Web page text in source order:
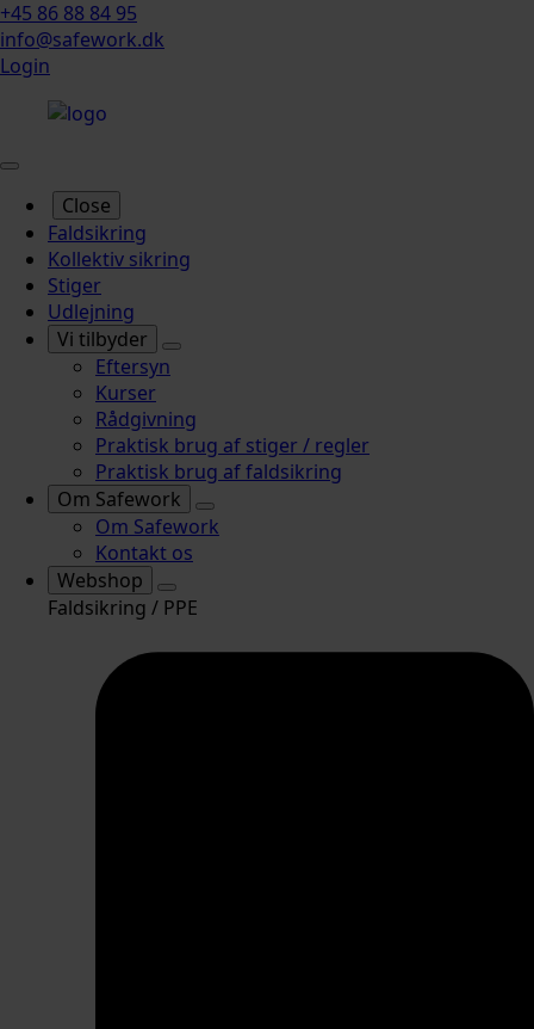
+45 86 88 84 95
info@safework.dk
Login
Close
Faldsikring
Kollektiv sikring
Stiger
Udlejning
Vi tilbyder
Eftersyn
Kurser
Rådgivning
Praktisk brug af stiger / regler
Praktisk brug af faldsikring
Om Safework
Om Safework
Kontakt os
Webshop
Faldsikring / PPE